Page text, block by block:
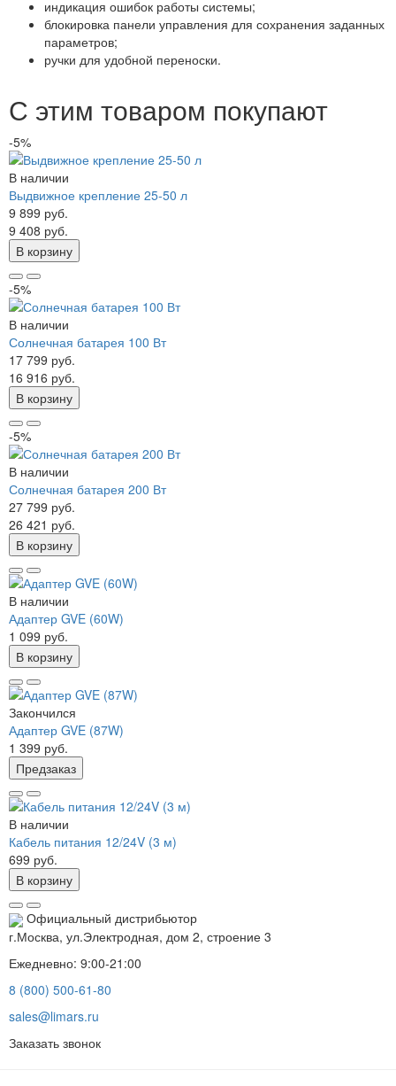
индикация ошибок работы системы;
блокировка панели управления для сохранения заданных
параметров;
ручки для удобной переноски.
С этим товаром покупают
-5%
В наличии
Выдвижное крепление 25-50 л
9 899 руб.
9 408 руб.
В корзину
-5%
В наличии
Солнечная батарея 100 Вт
17 799 руб.
16 916 руб.
В корзину
-5%
В наличии
Солнечная батарея 200 Вт
27 799 руб.
26 421 руб.
В корзину
В наличии
Адаптер GVE (60W)
1 099 руб.
В корзину
Закончился
Адаптер GVE (87W)
1 399 руб.
Предзаказ
В наличии
Кабель питания 12/24V (3 м)
699 руб.
В корзину
Официальный дистрибьютор
г.Москва, ул.Электродная, дом 2, строение 3
Ежедневно: 9:00-21:00
8 (800) 500-61-80
sales@limars.ru
Заказать звонок